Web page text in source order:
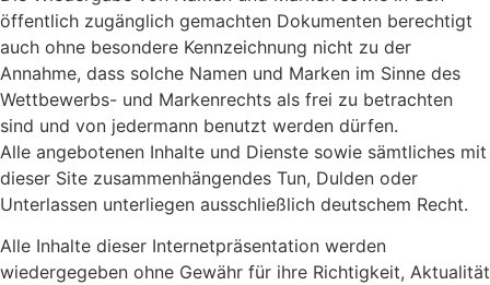
öffentlich zugänglich gemachten Dokumenten berechtigt
auch ohne besondere Kennzeichnung nicht zu der
Annahme, dass solche Namen und Marken im Sinne des
Wettbewerbs- und Markenrechts als frei zu betrachten
sind und von jedermann benutzt werden dürfen.
Alle angebotenen Inhalte und Dienste sowie sämtliches mit
dieser Site zusammenhängendes Tun, Dulden oder
Unterlassen unterliegen ausschließlich deutschem Recht.
Alle Inhalte dieser Internetpräsentation werden
wiedergegeben ohne Gewähr für ihre Richtigkeit, Aktualität